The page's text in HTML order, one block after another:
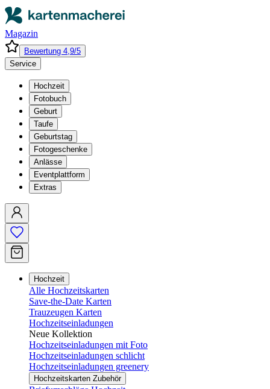
Magazin
Bewertung 4,9/5
Service
Hochzeit
Fotobuch
Geburt
Taufe
Geburtstag
Fotogeschenke
Anlässe
Eventplattform
Extras
Hochzeit
Alle Hochzeitskarten
Save-the-Date Karten
Trauzeugen Karten
Hochzeitseinladungen
Neue Kollektion
Hochzeitseinladungen mit Foto
Hochzeitseinladungen schlicht
Hochzeitseinladungen greenery
Hochzeitskarten Zubehör